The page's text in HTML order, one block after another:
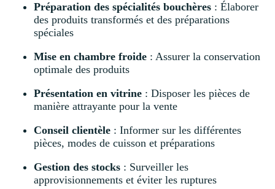
Préparation des spécialités bouchères : Élaborer
des produits transformés et des préparations
spéciales
Mise en chambre froide : Assurer la conservation
optimale des produits
Présentation en vitrine : Disposer les pièces de
manière attrayante pour la vente
Conseil clientèle : Informer sur les différentes
pièces, modes de cuisson et préparations
Gestion des stocks : Surveiller les
approvisionnements et éviter les ruptures